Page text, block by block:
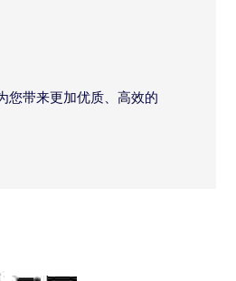
您带来更加优质、高效的